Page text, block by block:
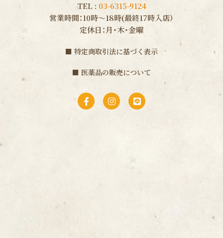
TEL : 03-6315-9124
営業時間：10時〜18時(最終17時入店）
定休日：月・木・金曜
■ 特定商取引法に基づく表示
■ 医薬品の販売について
F
a
c
I
n
s
L
i
n